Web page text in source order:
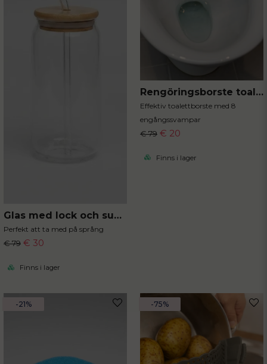
Glas med lock och sugrör
Perfekt att ta med på språng
€ 79 € 30
Finns i lager
Rengöringsborste toalett med engångssvampar
Effektiv toalettborste med 8
engångssvampar
€ 79 € 20
Finns i lager
-21% -75%